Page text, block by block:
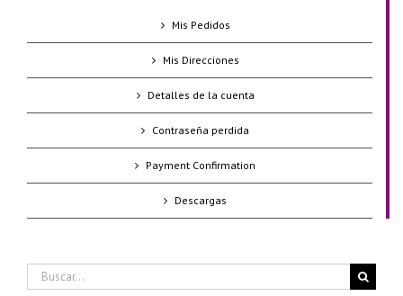
Mis Pedidos
Mis Direcciones
Detalles de la cuenta
Contraseña perdida
Payment Confirmation
Descargas
Buscar: